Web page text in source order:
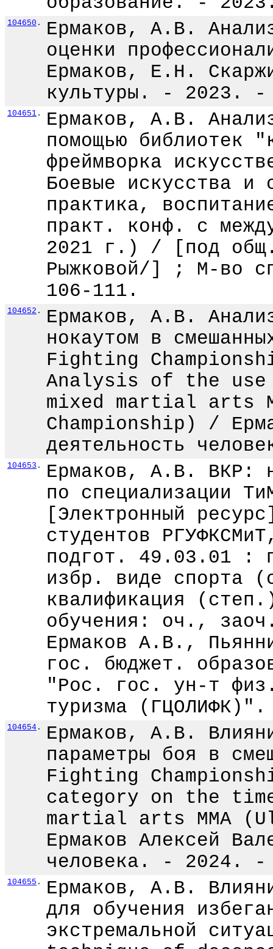
104650 .
Ермаков, А.В.
оценки
Ермаков, Е.Н.
культуры. -
104651 .
Ермаков, А.В.
помощью библиотек
фреймворка
Боевые искусства и
практика,
практ. конф. с
2021 г.) / [под
Рыжковой/] ; М-во
106-111.
104652 .
Ермаков, А.В.
нокаутом в
Fighting
Analysis of the
mixed martial arts
Championship) /
деятельность
104653 .
Ермаков, А.В. ВКР:
по специализации
[Электронный
студентов
подгот. 49.03.01 :
избр. виде спорта
квалификация
обучения: оч.,
Ермаков А.В.,
гос. бюджет.
"Рос. гос. ун-т
туризма
104654 .
Ермаков, А.В.
параметры боя в
Fighting
category on the
martial arts MMA
Ермаков Алексей
человека. -
104655 .
Ермаков, А.В.
для обучения
экстремальной